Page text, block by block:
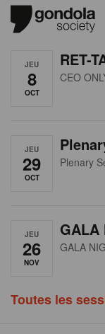
JEU
8
OCT
RET-
CEO
JEU
29
OCT
Plenary
JEU
26
NOV
GALA
GALA
Toutes les